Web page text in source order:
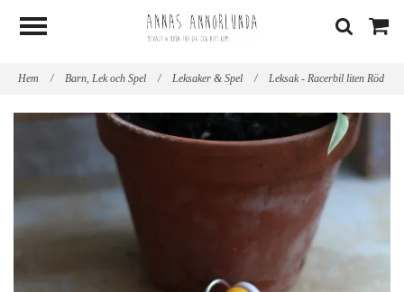
Hem / Barn, Lek och Spel / Leksaker & Spel / Leksak - Racerbil liten Röd